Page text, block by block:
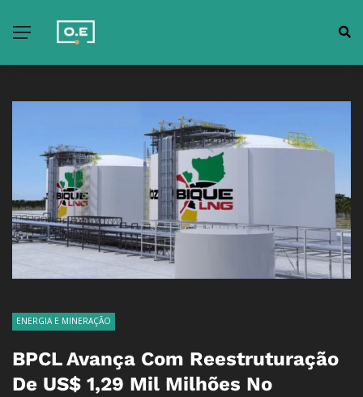
ENERGIA E MINERAÇÃO
BPCL Avança Com Reestruturação
De US$ 1,29 Mil Milhões No